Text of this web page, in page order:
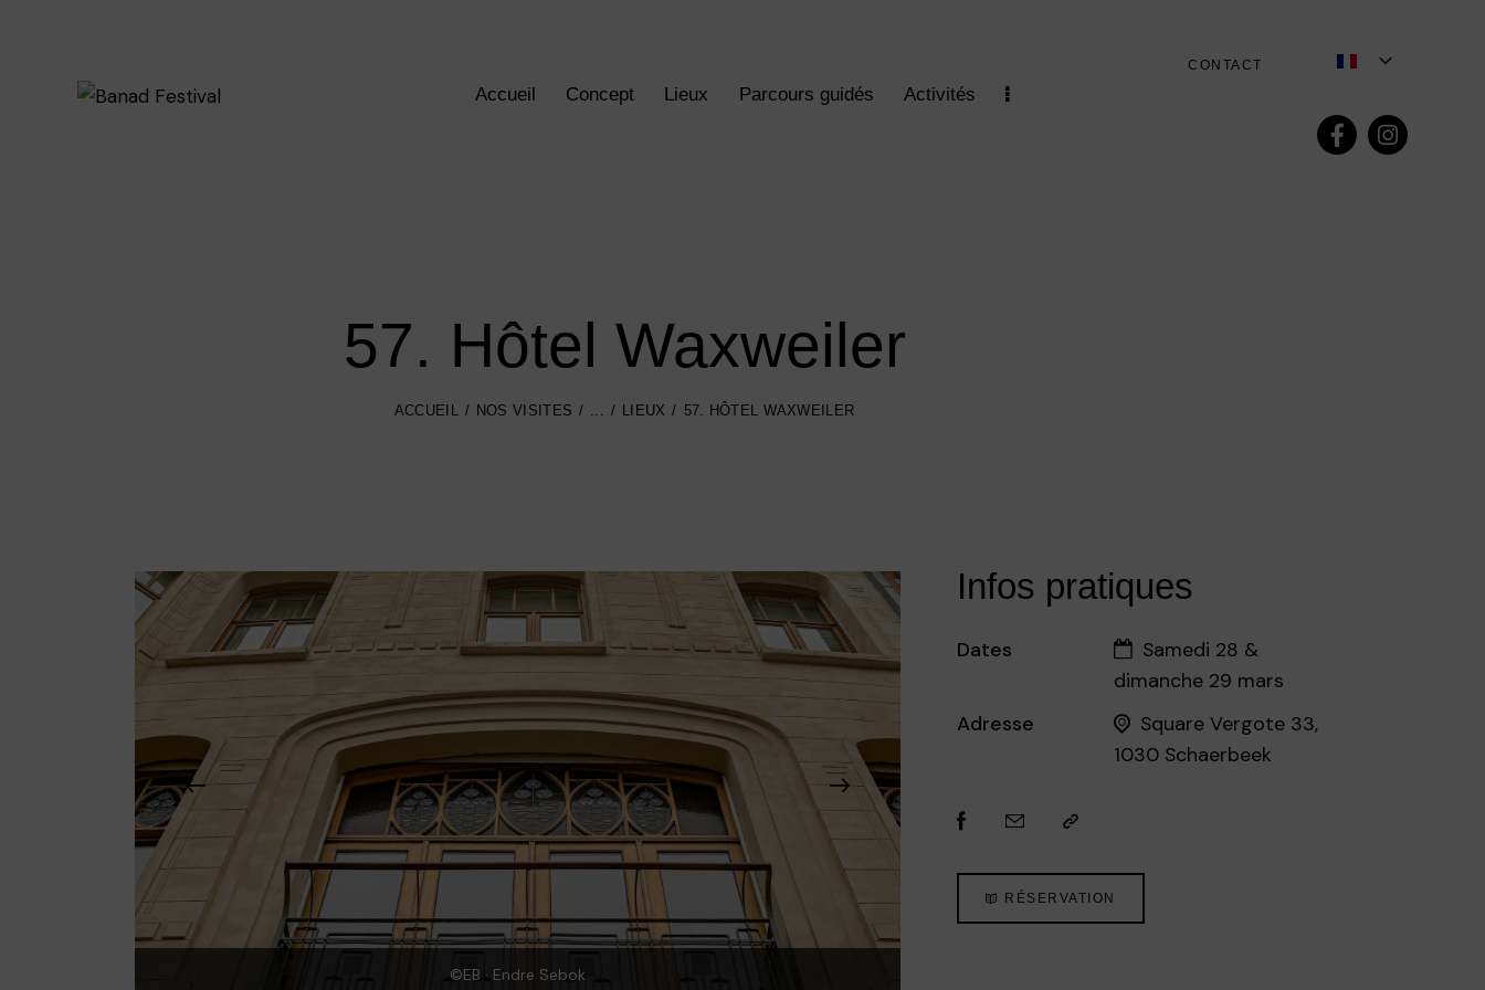
Accueil Concept Lieux Parcours guidés Activités
CONTACT
57. Hôtel Waxweiler
ACCUEIL NOS VISITES LIEUX 57. HÔTEL WAXWEILER
©EB · Endre Sebok
Infos pratiques
Dates
Samedi 28 &
dimanche 29 mars
Adresse
Square Vergote 33,
1030 Schaerbeek
RÉSERVATION